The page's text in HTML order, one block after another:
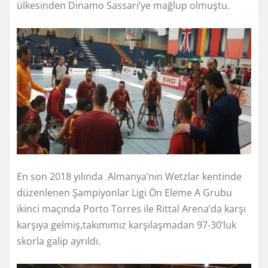
ülkesinden Dinamo Sassari’ye mağlup olmuştu.
En son 2018 yılında Almanya’nın Wetzlar kentinde
düzenlenen Şampiyonlar Ligi Ön Eleme A Grubu
ikinci maçında Porto Torres ile Rittal Arena’da karşı
karşıya gelmiş,takımımız karşılaşmadan 97-30’luk
skorla galip ayrıldı.